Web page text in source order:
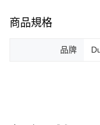
商品規格
品牌